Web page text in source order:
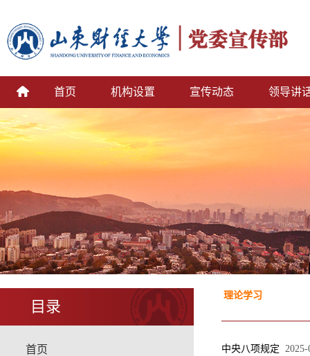
首页 机构设置 宣传动态 领导讲
目录
首页
理论学习
中央八项规定